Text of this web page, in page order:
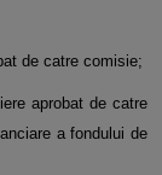
de catre comisie;
aprobat de catre
a fondului de